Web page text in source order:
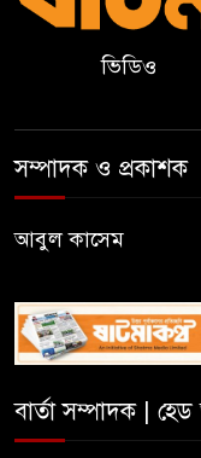
ভিডিও
সম্পাদক ও প্রকাশক
আবুল কাসেম
বার্তা সম্পাদক | হেড